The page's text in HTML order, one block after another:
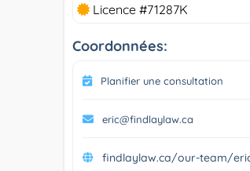
Licence #71287K
Coordonnées:
Planifier une consultation
eric@findlaylaw.ca
findlaylaw.ca/our-team/